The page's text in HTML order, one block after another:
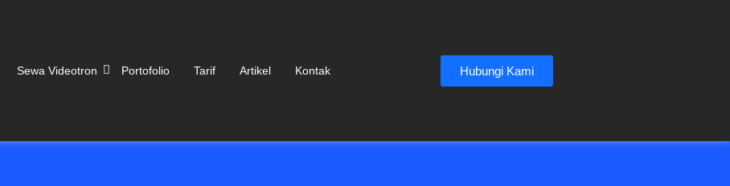
Sewa Videotron Portofolio Tarif Artikel Kontak Hubungi Kami